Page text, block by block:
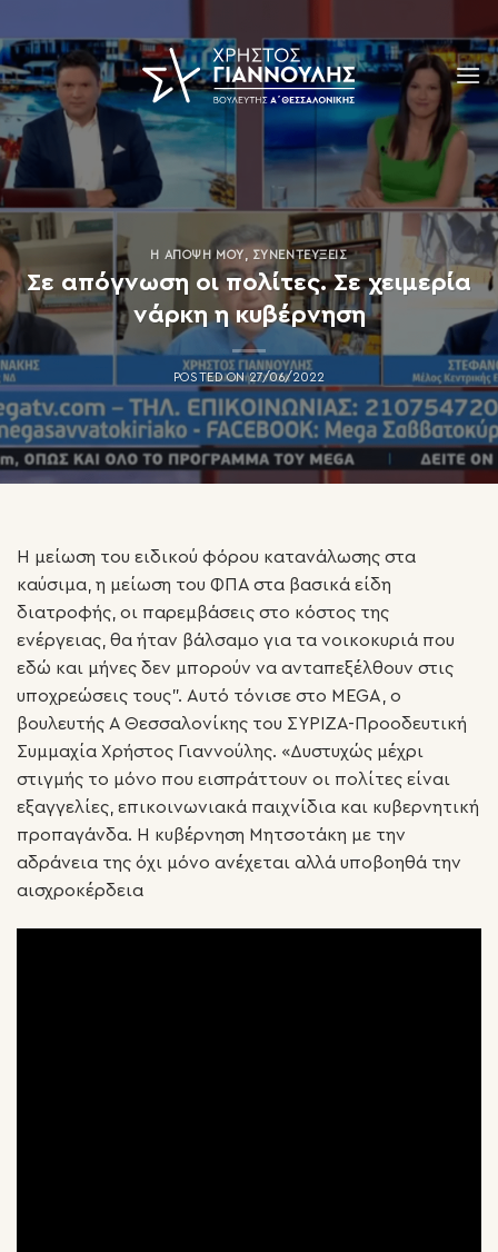
to
content
Η ΆΠΟΨΗ ΜΟΥ ΣΥΝΕΝΤΕΎΞΕΙΣ
Σε απόγνωση οι πολίτες. Σε χειμερία
νάρκη η κυβέρνηση
POSTED ON27/06/2022
Η μείωση του ειδικού φόρου κατανάλωσης στα
καύσιμα, η μείωση του ΦΠΑ στα βασικά είδη
διατροφής, οι παρεμβάσεις στο κόστος της
ενέργειας, θα ήταν βάλσαμο για τα νοικοκυριά που
εδώ και μήνες δεν μπορούν να ανταπεξέλθουν στις
υποχρεώσεις τους”. Αυτό τόνισε στο MEGA, ο
βουλευτής Α Θεσσαλονίκης του ΣΥΡΙΖΑ-Προοδευτική
Συμμαχία Χρήστος Γιαννούλης. «Δυστυχώς μέχρι
στιγμής το μόνο που εισπράττουν οι πολίτες είναι
εξαγγελίες, επικοινωνιακά παιχνίδια και κυβερνητική
προπαγάνδα. Η κυβέρνηση Μητσοτάκη με την
αδράνεια της όχι μόνο ανέχεται αλλά υποβοηθά την
αισχροκέρδεια